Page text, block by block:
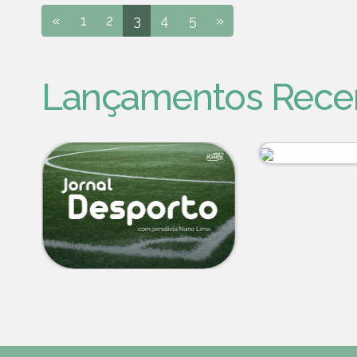
« 1 2 3 4 5 »
Lançamentos